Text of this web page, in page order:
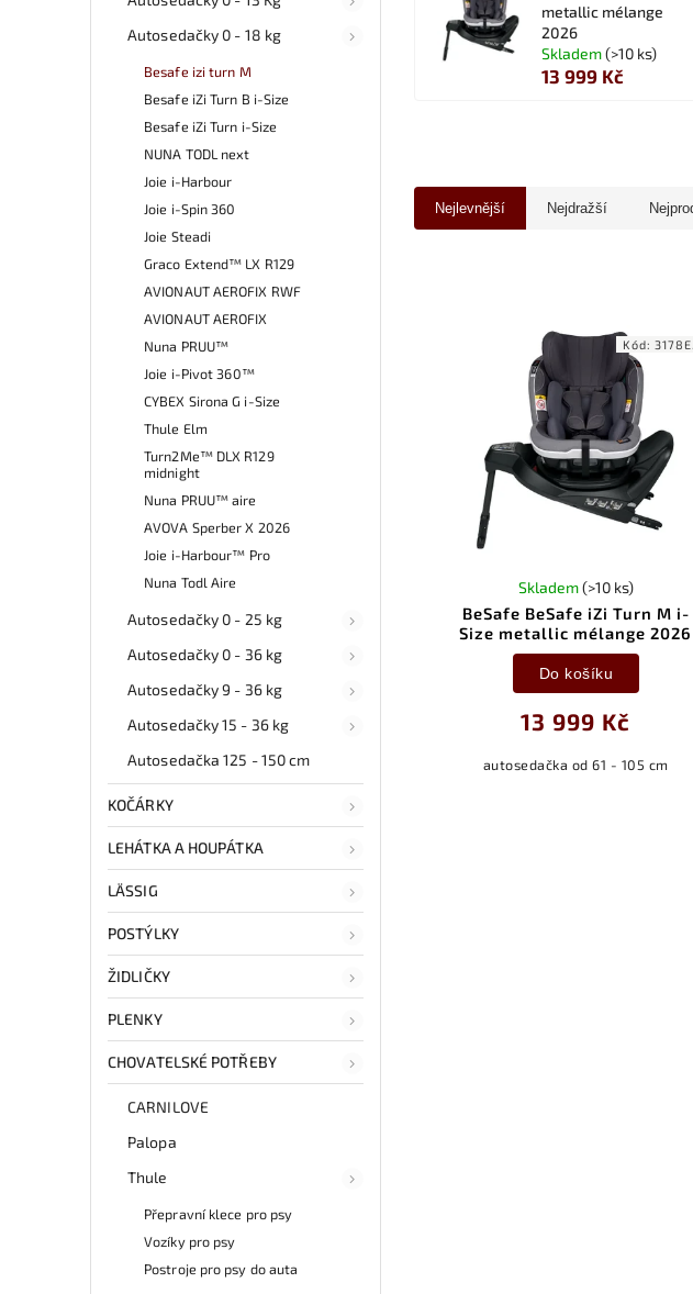
Autosedačky 0 - 18 kg
Besafe izi turn M
Besafe iZi Turn B i-Size
Besafe iZi Turn i-Size
NUNA TODL next
Joie i-Harbour
Joie i-Spin 360
Joie Steadi
Graco Extend™ LX R129
AVIONAUT AEROFIX RWF
AVIONAUT AEROFIX
Nuna PRUU™
Joie i-Pivot 360™
CYBEX Sirona G i-Size
Thule Elm
Turn2Me™ DLX R129
midnight
Nuna PRUU™ aire
AVOVA Sperber X 2026
Joie i-Harbour™ Pro
Nuna Todl Aire
Autosedačky 0 - 25 kg
Autosedačky 0 - 36 kg
Autosedačky 9 - 36 kg
Autosedačky 15 - 36 kg
Autosedačka 125 - 150 cm
KOČÁRKY
LEHÁTKA A HOUPÁTKA
LÄSSIG
POSTÝLKY
ŽIDLIČKY
PLENKY
CHOVATELSKÉ POTŘEBY
CARNILOVE
Palopa
Thule
Přepravní klece pro psy
Vozíky pro psy
Postroje pro psy do auta
metallic mélange
2026
Skladem(>10 ks)
13 999 Kč
Nejlevnější Nejdražší
BeSafe BeSafe iZi Turn M i-
Size metallic mélange 2026
Skladem(>10 ks)
13 999 Kč
Do košíku
autosedačka od 61 - 105 cm
Kód: